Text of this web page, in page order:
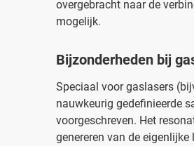
overgebracht naar de
mogelijk.
Bijzonderheden bij
Speciaal voor gaslasers
nauwkeurig gedefinieerde
voorgeschreven. Het
genereren van de